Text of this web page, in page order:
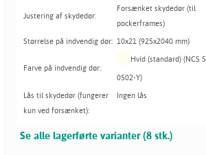
Justering af skydedør:
Forsænket skydedør (til
pockerframes)
Størrelse på indvendig dør: 10x21 (925x2040 mm)
Farve på indvendig dør:
Hvid (standard) (NCS S
0502-Y)
Lås til skydedør (fungerer
kun ved forsænket):
Ingen lås
Se alle lagerførte varianter (8 stk.)